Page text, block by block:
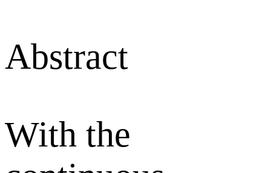
Abstract
With the